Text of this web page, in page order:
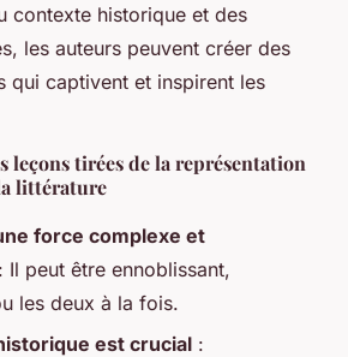
contexte historique et des
les auteurs peuvent créer des
qui captivent et inspirent les
leçons tirées de la représentation
littérature
force complexe et
: Il peut être ennoblissant,
les deux à la fois.
est crucial :